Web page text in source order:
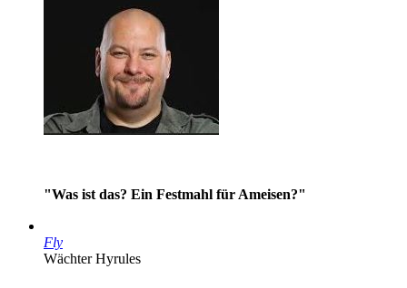
"Was ist das? Ein Festmahl für Ameisen?"
Fly
Wächter Hyrules